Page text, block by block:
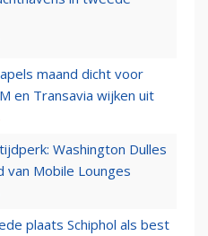
maand dicht voor
en Transavia wijken uit
Washington Dulles
van Mobile Lounges
plaats Schiphol als best